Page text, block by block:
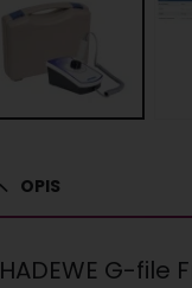
OPIS
HADEWE G-file